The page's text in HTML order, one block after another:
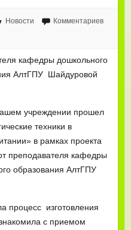
Новости
Комментариев
кафедры дошкольного
АлтГПУ Шайдуровой
учреждении прошел
техники в
в рамках проекта
преподавателя кафедры
образования АлтГПУ
процесс изготовления
с приемом